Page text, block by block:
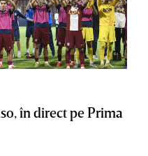
în direct pe Prima